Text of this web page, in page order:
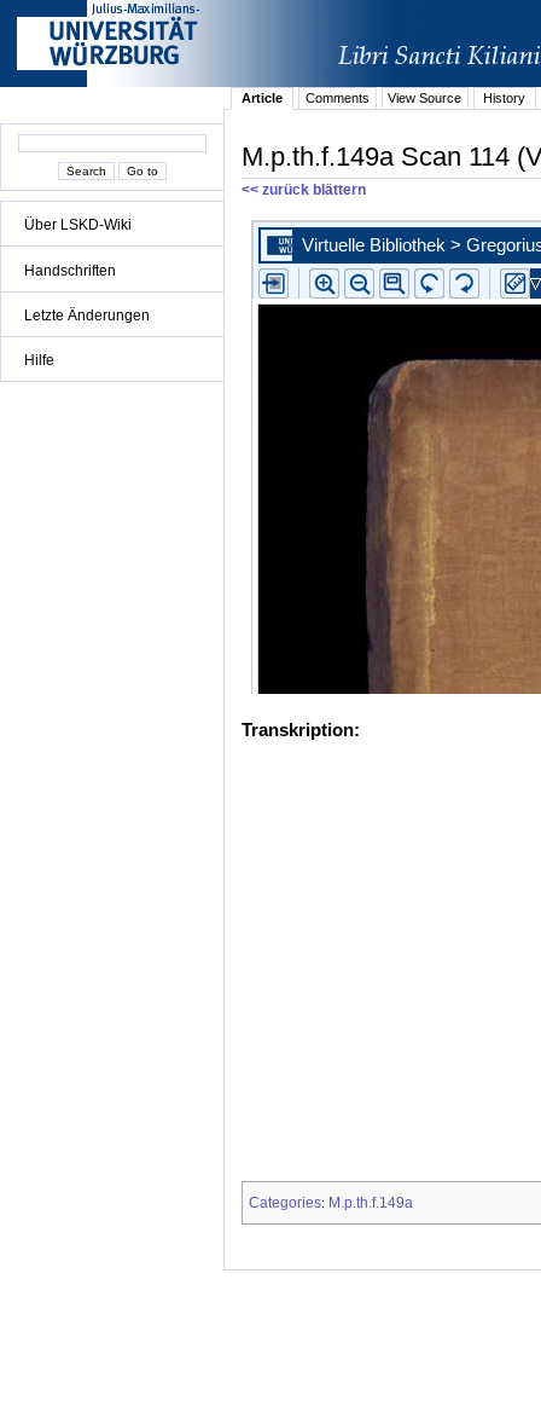
Über LSKD-Wiki
Handschriften
Letzte Änderungen
Hilfe
Article Comments View Source History
M.p.th.f.149a Scan 114
<< zurück blättern
Transkription:
Categories: M.p.th.f.149a